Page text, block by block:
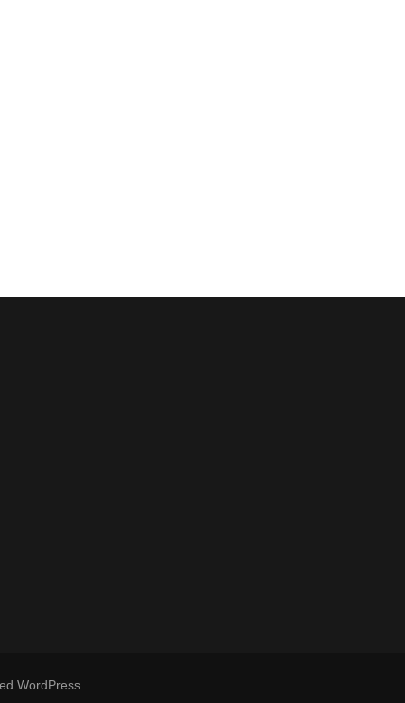
WordPress.